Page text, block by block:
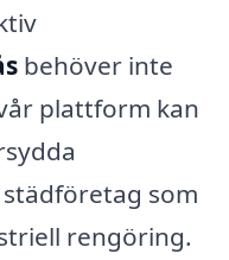
behöver inte
plattform kan
som
rengöring.